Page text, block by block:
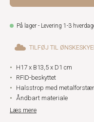
På lager - Levering 1-3
TILFØJ TIL
H17 x B13,5 x D1 cm
RFID-beskyttet
Halsstrop med
Åndbart materiale
Læs mere